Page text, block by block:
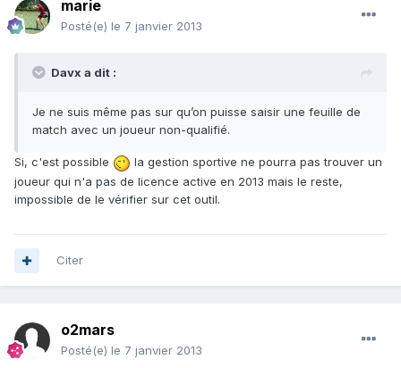
marie
Posté(e) le 7 janvier 2013
Davx a dit :
Je ne suis même pas sur qu’on puisse saisir une feuille de
match avec un joueur non-qualifié.
Si, c'est possible
la gestion sportive ne pourra pas trouver un
joueur qui n'a pas de licence active en 2013 mais le reste,
impossible de le vérifier sur cet outil.
Citer
o2mars
Posté(e) le 7 janvier 2013